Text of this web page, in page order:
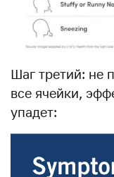
Шаг третий: не
все ячейки,
упадет: